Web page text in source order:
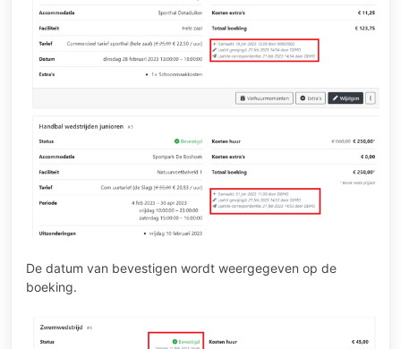
De datum van bevestigen wordt weergegeven op de
boeking.